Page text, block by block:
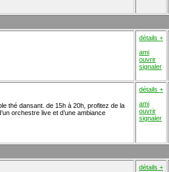
détails +
ami
ouvrir
signaler
thé dansant. de 15h à 20h, profitez de la
orchestre live et d’une ambiance
détails +
ami
ouvrir
signaler
détails +